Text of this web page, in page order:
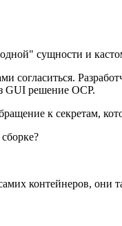
сущности и
GUI решение OCP.
к секретам,
контейнеров,